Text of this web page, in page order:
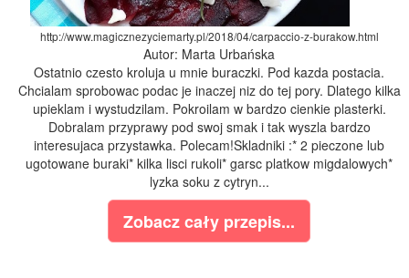
http://www.magicznezyciemarty.pl/2018/04/carpaccio-z-burakow.html
Autor: Marta Urbańska
Ostatnio czesto kroluja u mnie buraczki. Pod kazda postacia.
Chcialam sprobowac podac je inaczej niz do tej pory. Dlatego kilka
upieklam i wystudzilam. Pokroilam w bardzo cienkie plasterki.
Dobralam przyprawy pod swoj smak i tak wyszla bardzo
interesujaca przystawka. Polecam!Skladniki :* 2 pieczone lub
ugotowane buraki* kilka lisci rukoli* garsc platkow migdalowych*
lyzka soku z cytryn...
Zobacz cały przepis...